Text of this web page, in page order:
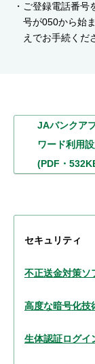
ご登録電話番号
号が050から始
えでお手続くだ
JAバンクア
ワード利用
(PDF・
セキュリティ
不正送金対策ソ
高度な暗号化
生体認証ログイ